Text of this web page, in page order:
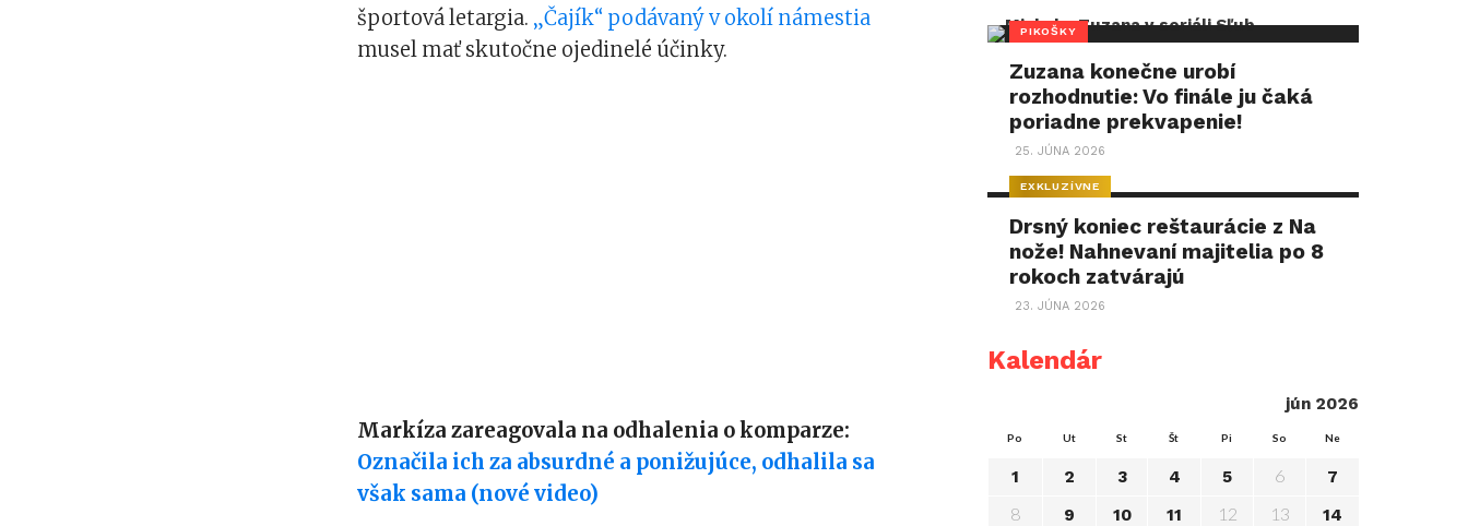
športová letargia. „Čajík“ podávaný v okolí námestia
musel mať skutočne ojedinelé účinky.
Markíza zareagovala na odhalenia o komparze:
Označila ich za absurdné a ponižujúce, odhalila sa
však sama (nové video)
PIKOŠKY
Zuzana konečne urobí
rozhodnutie: Vo finále ju čaká
poriadne prekvapenie!
25. JÚNA 2026
EXKLUZÍVNE
Drsný koniec reštaurácie z Na
nože! Nahnevaní majitelia po 8
rokoch zatvárajú
23. JÚNA 2026
Kalendár
jún 2026
Po Ut St Št Pi So Ne
1 2 3 4 5 6 7
8 9 10 11 12 13 14